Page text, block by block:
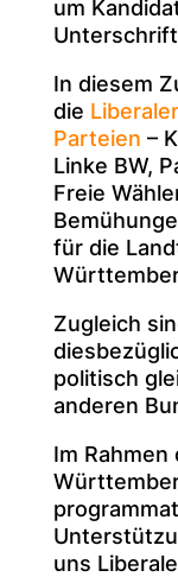
um
In diesem
die
Parteien –
Linke BW,
Freie
für die
Zugleich
politisch
anderen
Im
uns